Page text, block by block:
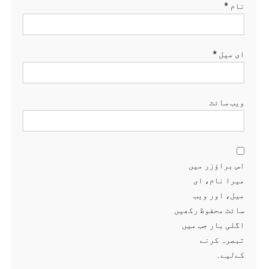
نام *
ای میل *
ویب‌ سائٹ
اس براؤزر میں
میرا نام، ای
میل، اور ویب
سائٹ محفوظ رکھیں
اگلی بار جب میں
تبصرہ کرنے
کےلیے۔